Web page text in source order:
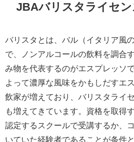
JBAバリスタライセン
バリスタとは、バル（イタリア風
で、ノンアルコールの飲料を調合
み物を代表するのがエスプレッソ
よって濃厚な風味をかもしだすエ
飲家が増えており、バリスタライ
も増えてきています。資格を取得
認定するスクールで受講するか、
いていた経験者であることが条件